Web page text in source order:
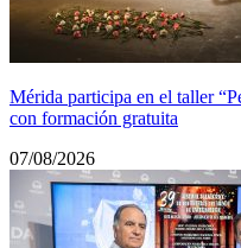
Mérida participa en el taller
con formación gratuita
07/08/2026